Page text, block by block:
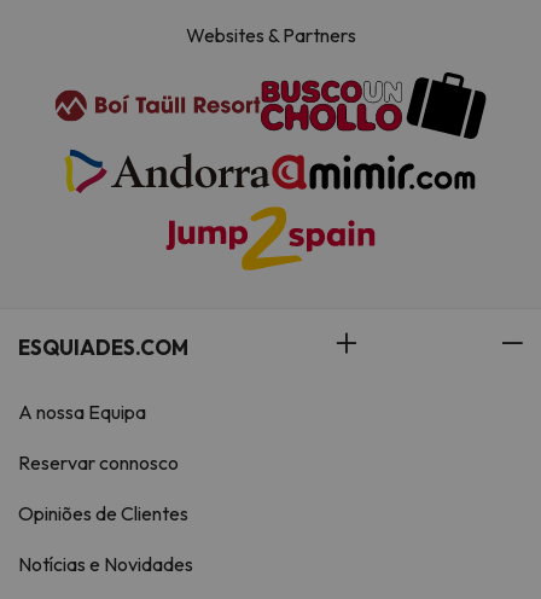
Websites & Partners
ESQUIADES.COM
A nossa Equipa
Reservar connosco
Opiniões de Clientes
Notícias e Novidades